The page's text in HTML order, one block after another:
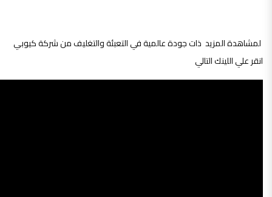
لمشاهدة المزيد ذات جودة عالمية في التعبئة والتغليف من شركة كيوبي
انقر علي اللينك التالي